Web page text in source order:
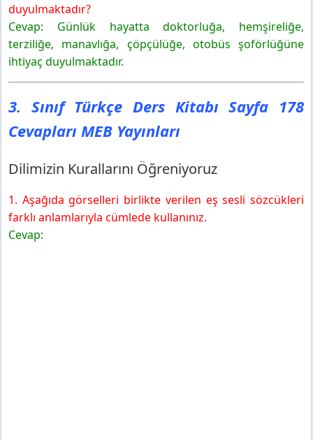
duyulmaktadır?
Cevap: Günlük hayatta doktorluğa, hemşireliğe,
terziliğe, manavlığa, çöpçülüğe, otobüs şoförlüğüne
ihtiyaç duyulmaktadır.
3. Sınıf Türkçe Ders Kitabı Sayfa 178
Cevapları MEB Yayınları
Dilimizin Kurallarını Öğreniyoruz
1. Aşağıda görselleri birlikte verilen eş sesli sözcükleri
farklı anlamlarıyla cümlede kullanınız.
Cevap: